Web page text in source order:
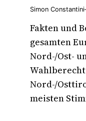
Simon Constantini
Fakten und
gesamten
Nord-/Ost-
Nord-/
meisten